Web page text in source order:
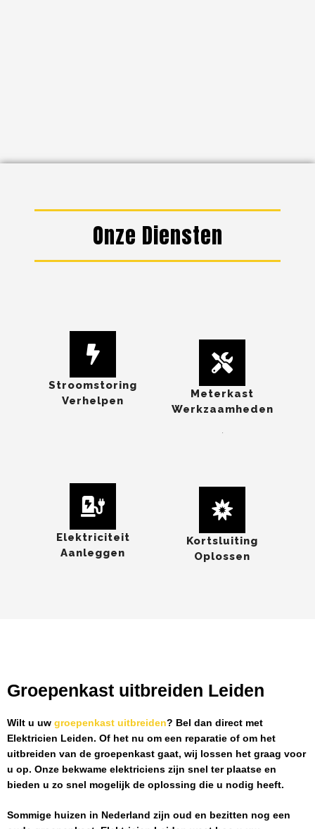
Onze Diensten
Stroomstoring
Verhelpen
Meterkast
Werkzaamheden
Elektriciteit
Aanleggen
Kortsluiting
Oplossen
Groepenkast uitbreiden Leiden
Wilt u uw groepenkast uitbreiden? Bel dan direct met
Elektricien Leiden. Of het nu om een reparatie of om het
uitbreiden van de groepenkast gaat, wij lossen het graag voor
u op. Onze bekwame elektriciens zijn snel ter plaatse en
bieden u zo snel mogelijk de oplossing die u nodig heeft.
Sommige huizen in Nederland zijn oud en bezitten nog een